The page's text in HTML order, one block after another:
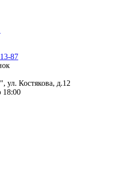
87
ул. Костякова, д.12
18:00